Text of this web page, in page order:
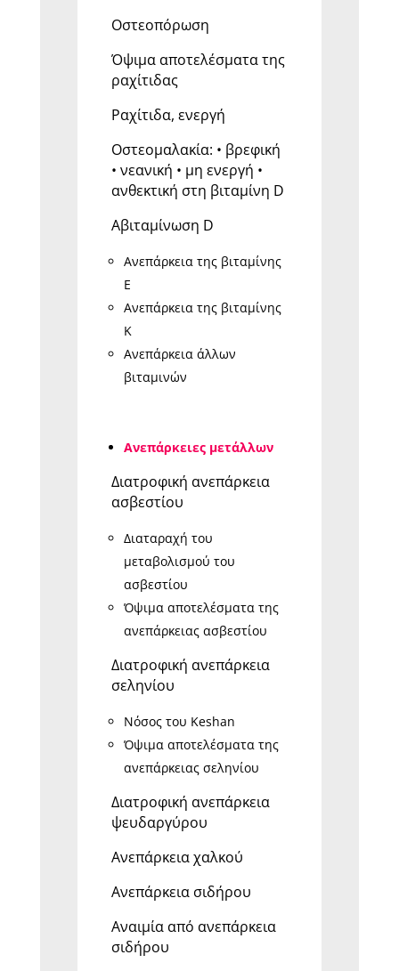
Οστεοπόρωση
Όψιμα αποτελέσματα της
ραχίτιδας
Ραχίτιδα, ενεργή
Οστεομαλακία: • βρεφική
• νεανική • μη ενεργή •
ανθεκτική στη βιταμίνη D
Αβιταμίνωση D
Ανεπάρκεια της βιταμίνης
E
Ανεπάρκεια της βιταμίνης
Κ
Ανεπάρκεια άλλων
βιταμινών
Ανεπάρκειες μετάλλων
Διατροφική ανεπάρκεια
ασβεστίου
Διαταραχή του
μεταβολισμού του
ασβεστίου
Όψιμα αποτελέσματα της
ανεπάρκειας ασβεστίου
Διατροφική ανεπάρκεια
σεληνίου
Νόσος του Keshan
Όψιμα αποτελέσματα της
ανεπάρκειας σεληνίου
Διατροφική ανεπάρκεια
ψευδαργύρου
Ανεπάρκεια χαλκού
Ανεπάρκεια σιδήρου
Αναιμία από ανεπάρκεια
σιδήρου